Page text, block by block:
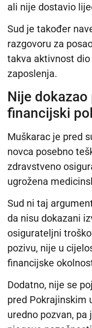
ali nije dostavio
Sud je također
razgovoru za
takva aktivnost
zaposlenja.
Nije
financijski
Muškarac je pred
novca posebno
zdravstveno
ugrožena
Sud ni taj
da nisu dokazani
osigurateljni
pozivu, nije u
financijske
Dodatno, nije se
pred Pokrajinskim
uredno pozvan,